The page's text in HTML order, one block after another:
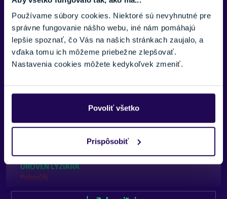
Používame súbory cookies. Niektoré sú nevyhnutné pre
správne fungovanie nášho webu, iné nám pomáhajú
lepšie spoznať, čo Vás na našich stránkach zaujalo, a
vďaka tomu ich môžeme priebežne zlepšovať.
Nastavenia cookies môžete kedykoľvek zmeniť.
Povoliť všetko
Prispôsobiť
Hľadáte podobné modely? Pozrite si celú kategóriu
Lyžovanie
CENA VRÁTANE VIAZANIA
ÚROVEŇ LYŽIARA
Pokročilý